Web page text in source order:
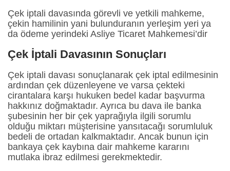
Çek iptali davasında görevli ve yetkili mahkeme,
çekin hamilinin yani bulunduranın yerleşim yeri ya
da ödeme yerindeki Asliye Ticaret Mahkemesi’dir
Çek İptali Davasının Sonuçları
Çek iptali davası sonuçlanarak çek iptal edilmesinin
ardından çek düzenleyene ve varsa çekteki
cirantalara karşı hukuken bedel kadar başvurma
hakkınız doğmaktadır. Ayrıca bu dava ile banka
şubesinin her bir çek yaprağıyla ilgili sorumlu
olduğu miktarı müşterisine yansıtacağı sorumluluk
bedeli de ortadan kalkmaktadır. Ancak bunun için
bankaya çek kaybına dair mahkeme kararını
mutlaka ibraz edilmesi gerekmektedir.